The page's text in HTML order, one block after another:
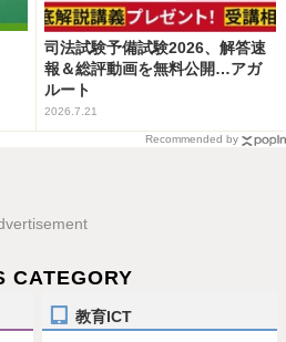
司法試験予備試験2026、解答速
報＆総評動画を無料公開…アガ
ルート
2026.7.21
Recommended by
CATEGORY
教育ICT